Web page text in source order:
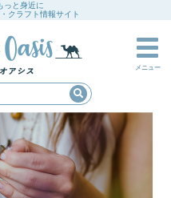
っと身近に
クラフト情報サイト
メニュー